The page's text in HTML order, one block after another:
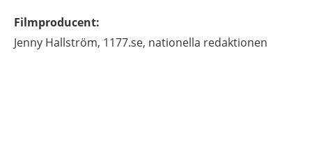
Filmproducent:
Jenny Hallström, 1177.se, nationella redaktionen